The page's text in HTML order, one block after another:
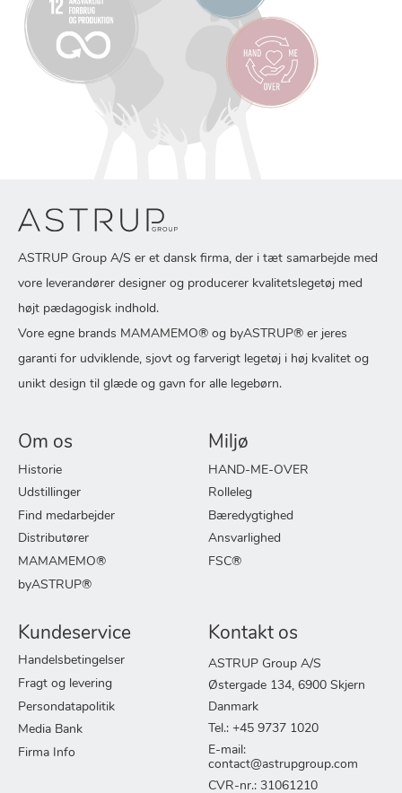
ASTRUP Group A/S er et dansk firma, der i tæt samarbejde med
vore leverandører designer og producerer kvalitetslegetøj med
højt pædagogisk indhold.
Vore egne brands MAMAMEMO® og byASTRUP® er jeres
garanti for udviklende, sjovt og farverigt legetøj i høj kvalitet og
unikt design til glæde og gavn for alle legebørn.
Om os
Historie
Udstillinger
Find medarbejder
Distributører
MAMAMEMO®
byASTRUP®
Miljø
HAND-ME-OVER
Rolleleg
Bæredygtighed
Ansvarlighed
FSC®
Kundeservice
Handelsbetingelser
Fragt og levering
Persondatapolitik
Media Bank
Firma Info
Kontakt os
ASTRUP Group A/S
Østergade 134, 6900 Skjern
Danmark
Tel.: +45 9737 1020
E-mail:
contact@astrupgroup.com
CVR-nr.: 31061210